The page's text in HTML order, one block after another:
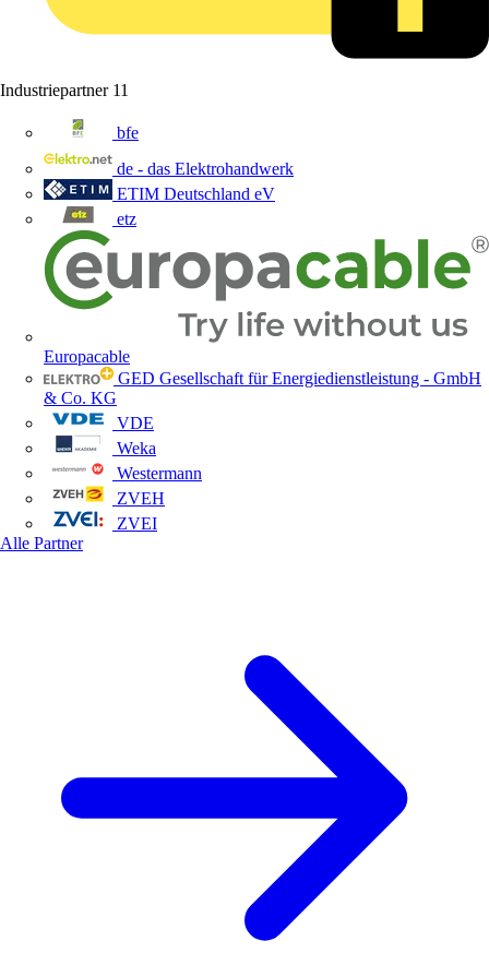
Industriepartner 11
bfe
de - das Elektrohandwerk
ETIM Deutschland eV
etz
Europacable
GED Gesellschaft für Energiedienstleistung - GmbH
& Co. KG
VDE
Weka
Westermann
ZVEH
ZVEI
Alle Partner